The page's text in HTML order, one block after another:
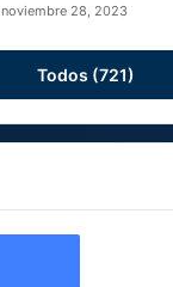
noviembre 28, 2023
Todos (721)